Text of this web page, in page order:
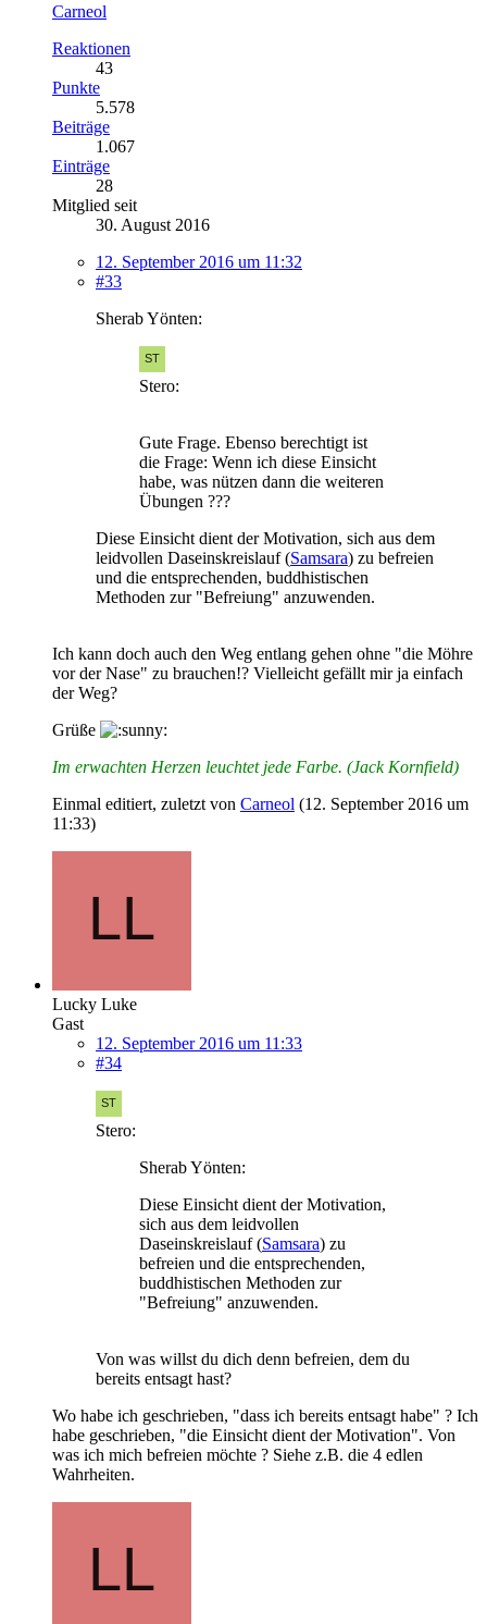
Carneol
Reaktionen
43
Punkte
5.578
Beiträge
1.067
Einträge
28
Mitglied seit
30. August 2016
12. September 2016 um 11:32
#33
Sherab Yönten:
Stero:
Gute Frage. Ebenso berechtigt ist
die Frage: Wenn ich diese Einsicht
habe, was nützen dann die weiteren
Übungen ???
Diese Einsicht dient der Motivation, sich aus dem
leidvollen Daseinskreislauf (Samsara) zu befreien
und die entsprechenden, buddhistischen
Methoden zur "Befreiung" anzuwenden.
Ich kann doch auch den Weg entlang gehen ohne "die Möhre
vor der Nase" zu brauchen!? Vielleicht gefällt mir ja einfach
der Weg?
Grüße
Im erwachten Herzen leuchtet jede Farbe. (Jack Kornfield)
Einmal editiert, zuletzt von Carneol (12. September 2016 um
11:33)
Lucky Luke
Gast
12. September 2016 um 11:33
#34
Stero:
Sherab Yönten:
Diese Einsicht dient der Motivation,
sich aus dem leidvollen
Daseinskreislauf (Samsara) zu
befreien und die entsprechenden,
buddhistischen Methoden zur
"Befreiung" anzuwenden.
Von was willst du dich denn befreien, dem du
bereits entsagt hast?
Wo habe ich geschrieben, "dass ich bereits entsagt habe" ? Ich
habe geschrieben, "die Einsicht dient der Motivation". Von
was ich mich befreien möchte ? Siehe z.B. die 4 edlen
Wahrheiten.